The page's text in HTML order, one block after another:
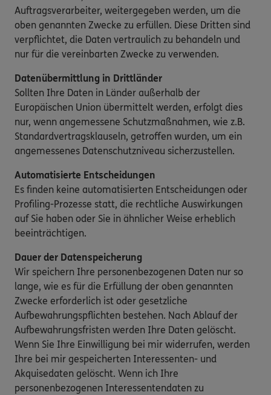
Auftragsverarbeiter, weitergegeben werden, um die
oben genannten Zwecke zu erfüllen. Diese Dritten sind
verpflichtet, die Daten vertraulich zu behandeln und
nur für die vereinbarten Zwecke zu verwenden.
Datenübermittlung in Drittländer
Sollten Ihre Daten in Länder außerhalb der
Europäischen Union übermittelt werden, erfolgt dies
nur, wenn angemessene Schutzmaßnahmen, wie z.B.
Standardvertragsklauseln, getroffen wurden, um ein
angemessenes Datenschutzniveau sicherzustellen.
Automatisierte Entscheidungen
Es finden keine automatisierten Entscheidungen oder
Profiling-Prozesse statt, die rechtliche Auswirkungen
auf Sie haben oder Sie in ähnlicher Weise erheblich
beeinträchtigen.
Dauer der Datenspeicherung
Wir speichern Ihre personenbezogenen Daten nur so
lange, wie es für die Erfüllung der oben genannten
Zwecke erforderlich ist oder gesetzliche
Aufbewahrungspflichten bestehen. Nach Ablauf der
Aufbewahrungsfristen werden Ihre Daten gelöscht.
Wenn Sie Ihre Einwilligung bei mir widerrufen, werden
Ihre bei mir gespeicherten Interessenten- und
Akquisedaten gelöscht. Wenn ich Ihre
personenbezogenen Interessentendaten zu